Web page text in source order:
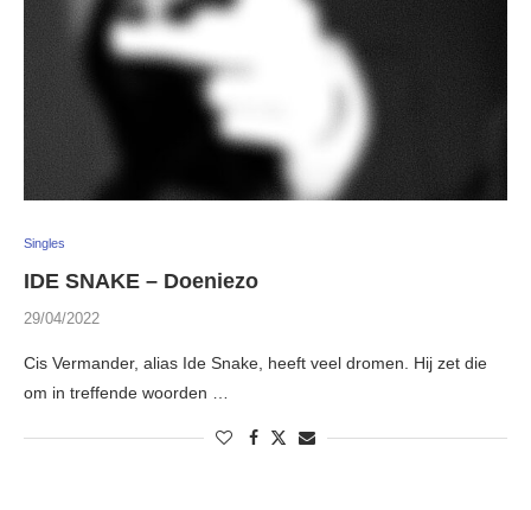
Singles
IDE SNAKE – Doeniezo
29/04/2022
Cis Vermander, alias Ide Snake, heeft veel dromen. Hij zet die
om in treffende woorden …